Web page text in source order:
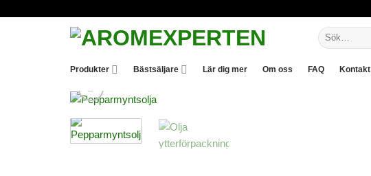
Sök
efter:
Produkter Bästsäljare Lär dig mer Om oss FAQ Kontakt